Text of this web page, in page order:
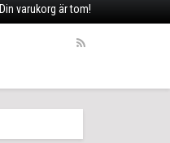
Din varukorg är tom!